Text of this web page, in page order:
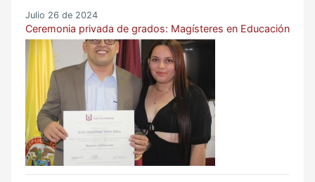
Julio 26 de 2024
Ceremonia privada de grados: Magísteres en Educación